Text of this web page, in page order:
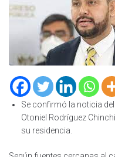
Se confirmó la noticia
Otoniel Rodríguez
su residencia.